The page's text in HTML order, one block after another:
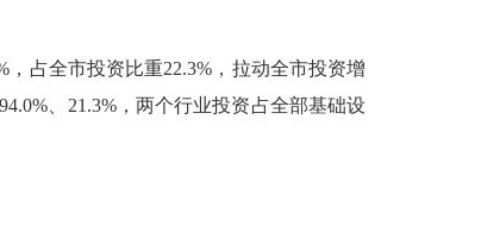
，占全市投资比重22.3% ，拉动全市投资增
94.0% 21.3%，两个行业投资占全部基础设